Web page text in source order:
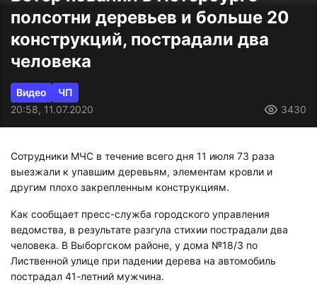
полсотни деревьев и больше 20
конструкций, пострадали два
человека
Видео
ЧП
20:58, 11.07.2020
3430
Сотрудники МЧС в течение всего дня 11 июля 73 раза
выезжали к упавшим деревьям, элементам кровли и
другим плохо закрепленным конструкциям.
Как сообщает пресс-служба городского управления
ведомства, в результате разгула стихии пострадали два
человека. В Выборгском районе, у дома №18/3 по
Лиственной улице при падении дерева на автомобиль
пострадал 41-летний мужчина.